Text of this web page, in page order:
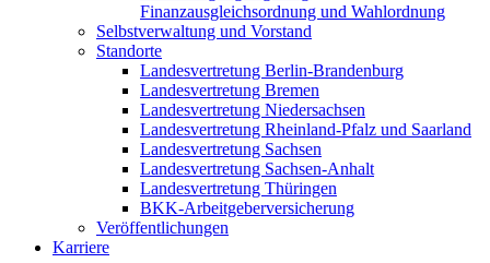
Finanzausgleichsordnung und Wahlordnung
Selbstverwaltung und Vorstand
Standorte
Landesvertretung Berlin-Brandenburg
Landesvertretung Bremen
Landesvertretung Niedersachsen
Landesvertretung Rheinland-Pfalz und Saarland
Landesvertretung Sachsen
Landesvertretung Sachsen-Anhalt
Landesvertretung Thüringen
BKK-Arbeitgeberversicherung
Veröffentlichungen
Karriere